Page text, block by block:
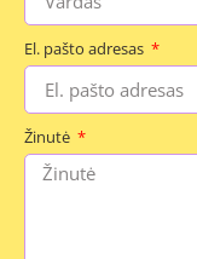
El. pašto adresas
Žinutė